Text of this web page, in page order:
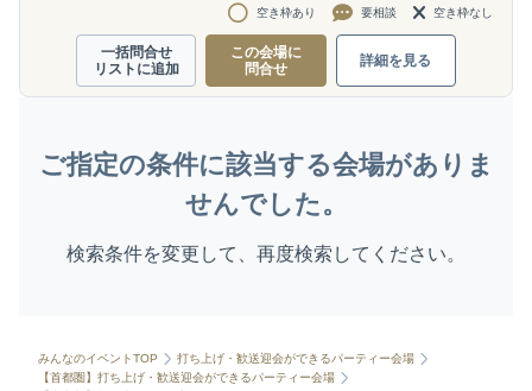
空き枠あり 要相談 空き枠なし
一括問合せ
リストに追加
この会場に
問合せ
詳細を見る
ご指定の条件に該当する会場がありま
せんでした。
検索条件を変更して、再度検索してください。
みんなのイベントTOP
打ち上げ・歓送迎会ができるパーティー会場
【首都圏】打ち上げ・歓送迎会ができるパーティー会場